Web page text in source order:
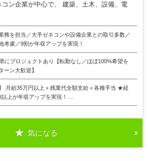
ン企業が中心で、 建築、土木、設備、電
務を担当／大手ゼネコンや設備企業との取引多数／
考慮／9割が年収アップを実現！
にプロジェクトあり【転勤なし／ほぼ100%希望を
ーン大歓迎】
】 月給35万円以上＋残業代全額支給＋各種手当 ★経
上が年収アップを実現！ ...
気になる